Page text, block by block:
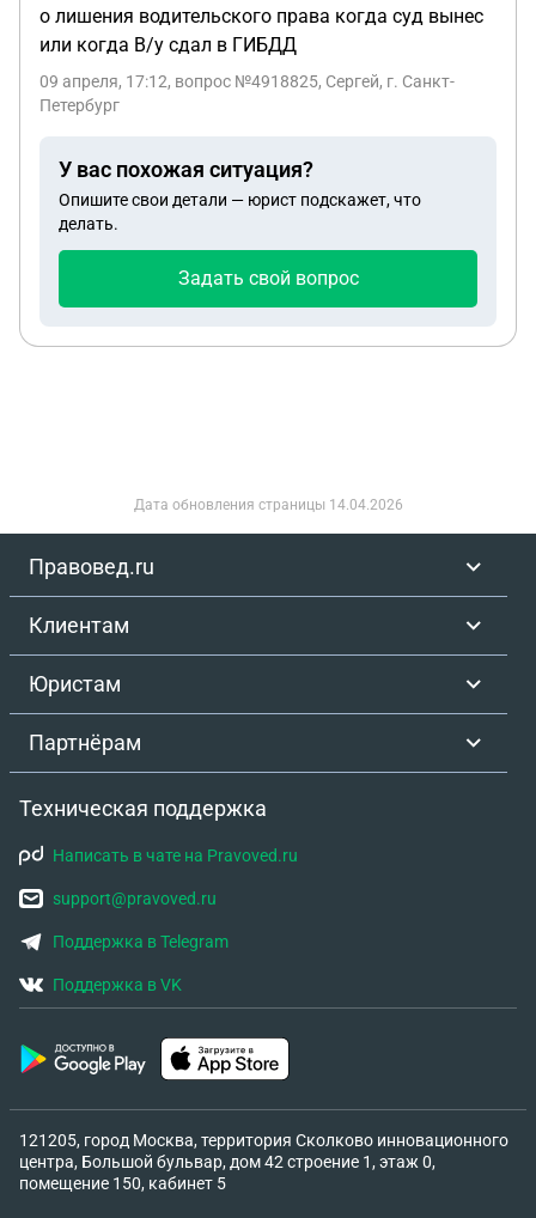
о лишения водительского права когда суд вынес
или когда В/у сдал в ГИБДД
09 апреля, 17:12, вопрос №4918825, Сергей, г. Санкт-
Петербург
У вас похожая ситуация?
Опишите свои детали — юрист подскажет, что
делать.
Задать свой вопрос
Дата обновления страницы 14.04.2026
Правовед.ru
Клиентам
Юристам
Партнёрам
Техническая поддержка
Написать в чате на Pravoved.ru
support@pravoved.ru
Поддержка в Telegram
Поддержка в VK
121205, город Москва, территория Сколково инновационного
центра, Большой бульвар, дом 42 строение 1, этаж 0,
помещение 150, кабинет 5